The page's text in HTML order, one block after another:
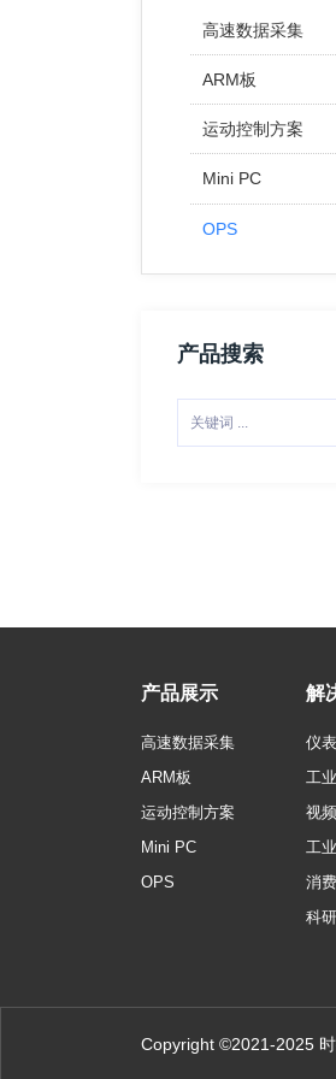
高速数据采集
ARM板
运动控制方案
Mini PC
OPS
产品搜索
产品展示
高速数据采集
ARM板
运动控制方案
Mini PC
OPS
解
仪
工
视
工
消
科
Copyright ©2021-2025